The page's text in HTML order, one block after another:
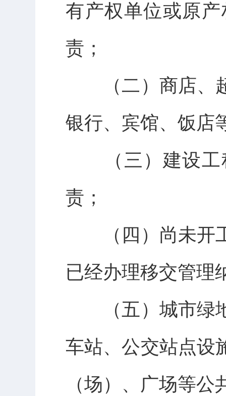
有产权单位或原
责；
（二）商店、超
银行、宾馆、饭店
（三）建设工
责；
（四）尚未开工
已经办理移交管理
（五）城市绿地
车站、公交站点设
（场）、广场等